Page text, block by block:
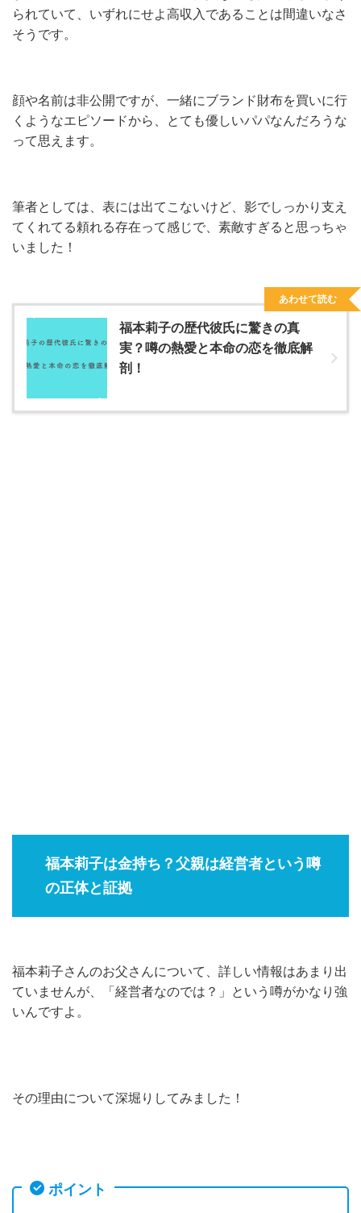
られていて、いずれにせよ高収入であることは間違いなさ
そうです。
顔や名前は非公開ですが、一緒にブランド財布を買いに行
くようなエピソードから、とても優しいパパなんだろうな
って思えます。
筆者としては、表には出てこないけど、影でしっかり支え
てくれてる頼れる存在って感じで、素敵すぎると思っちゃ
いました！
福本莉子の歴代彼氏に驚きの真
実？噂の熱愛と本命の恋を徹底解
剖！
あわせて読む
福本莉子は金持ち？父親は経営者という噂
の正体と証拠
福本莉子さんのお父さんについて、詳しい情報はあまり出
ていませんが、「経営者なのでは？」という噂がかなり強
いんですよ。
その理由について深堀りしてみました！
ポイント